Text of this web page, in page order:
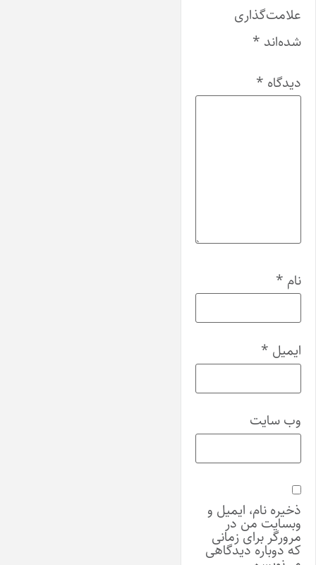
علامت‌گذاری
شده‌اند *
دیدگاه *
نام *
ایمیل *
وب‌ سایت
ذخیره نام، ایمیل و
وبسایت من در
مرورگر برای زمانی
که دوباره دیدگاهی